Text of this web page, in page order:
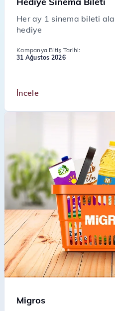
Her ay 1 sinema bileti
hediye
Kampanya Bitiş Tarihi:
31 Ağustos 2026
İncele
Migros